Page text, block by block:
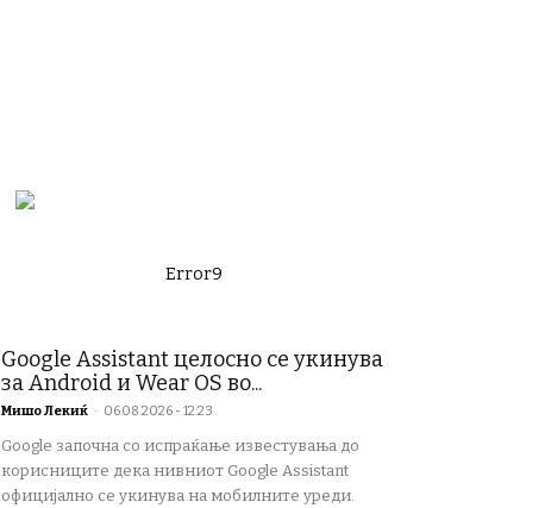
Error9
Google Assistant целосно се укинува
за Android и Wear OS во...
Мишо Лекиќ - 06.08.2026 - 12:23
Google започна со испраќање известувања до
корисниците дека нивниот Google Assistant
официјално се укинува на мобилните уреди.